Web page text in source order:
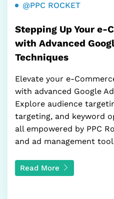
@PPC ROCKET
Stepping Up Your e-
with Advanced
Techniques
Elevate your e-
with advanced Google
Explore audience
targeting, and keyword
all empowered by PPC
and ad management
Read More